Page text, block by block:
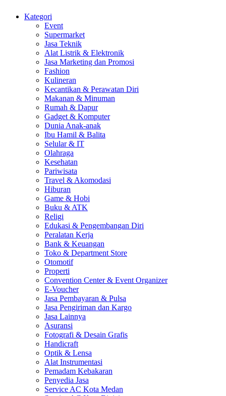
Kategori
Event
Supermarket
Jasa Teknik
Alat Listrik & Elektronik
Jasa Marketing dan Promosi
Fashion
Kulineran
Kecantikan & Perawatan Diri
Makanan & Minuman
Rumah & Dapur
Gadget & Komputer
Dunia Anak-anak
Ibu Hamil & Balita
Selular & IT
Olahraga
Kesehatan
Pariwisata
Travel & Akomodasi
Hiburan
Game & Hobi
Buku & ATK
Religi
Edukasi & Pengembangan Diri
Peralatan Kerja
Bank & Keuangan
Toko & Department Store
Otomotif
Properti
Convention Center & Event Organizer
E-Voucher
Jasa Pembayaran & Pulsa
Jasa Pengiriman dan Kargo
Jasa Lainnya
Asuransi
Fotografi & Desain Grafis
Handicraft
Optik & Lensa
Alat Instrumentasi
Pemadam Kebakaran
Penyedia Jasa
Service AC Kota Medan